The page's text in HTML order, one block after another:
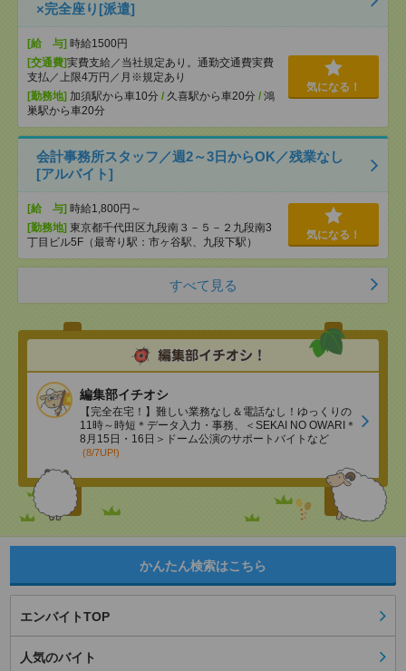
×完全座り[派遣]
[給 与] 時給1500円
[交通費]実費支給／当社規定あり。通勤交通費実費
支払／上限4万円／月※規定あり
[勤務地] 加須駅から車10分 / 久喜駅から車20分 / 鴻
巣駅から車20分
気になる！
会計事務所スタッフ／週2～3日からOK／残業なし
[アルバイト]
[給 与] 時給1,800円～
[勤務地] 東京都千代田区九段南３－５－２九段南3
丁目ビル5F（最寄り駅：市ヶ谷駅、九段下駅）
気になる！
すべて見る
編集部イチオシ
【完全在宅！】難しい業務なし＆電話なし！ゆっくりの
11時～時短＊データ入力・事務、＜SEKAI NO OWARI＊
8月15日・16日＞ドーム公演のサポートバイトなど
(8/7UP!)
かんたん検索はこちら
エンバイトTOP
人気のバイト